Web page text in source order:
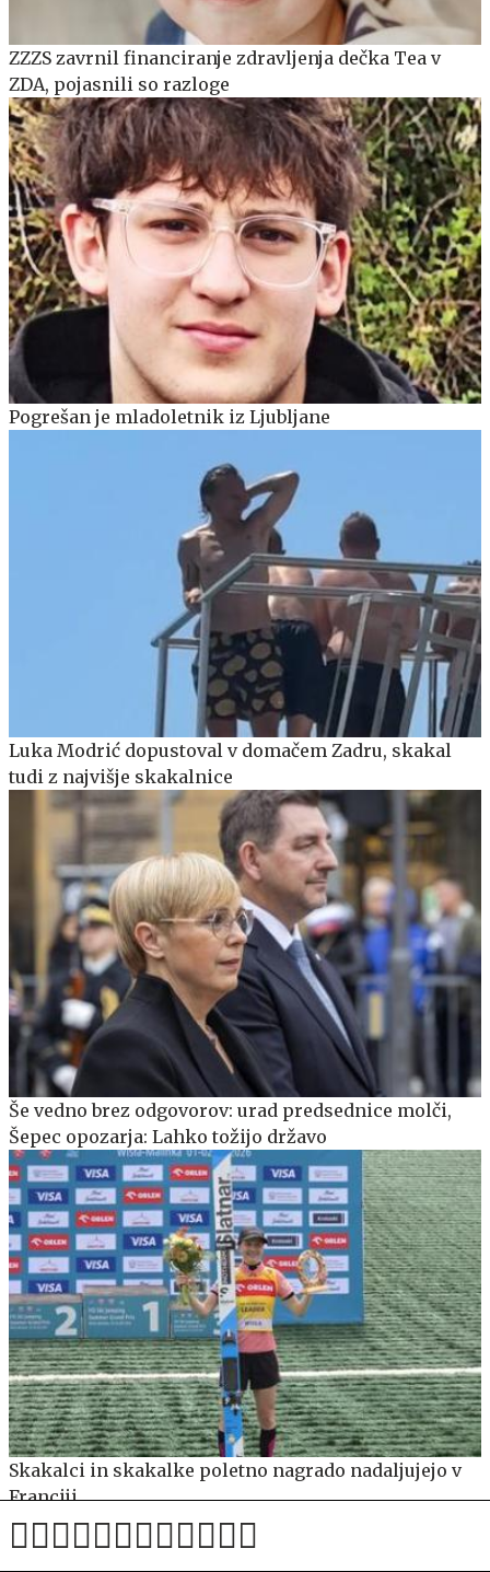
ZZZS zavrnil financiranje zdravljenja dečka Tea v
ZDA, pojasnili so razloge
Pogrešan je mladoletnik iz Ljubljane
Luka Modrić dopustoval v domačem Zadru, skakal
tudi z najvišje skakalnice
Še vedno brez odgovorov: urad predsednice molči,
Šepec opozarja: Lahko tožijo državo
Skakalci in skakalke poletno nagrado nadaljujejo v
Franciji